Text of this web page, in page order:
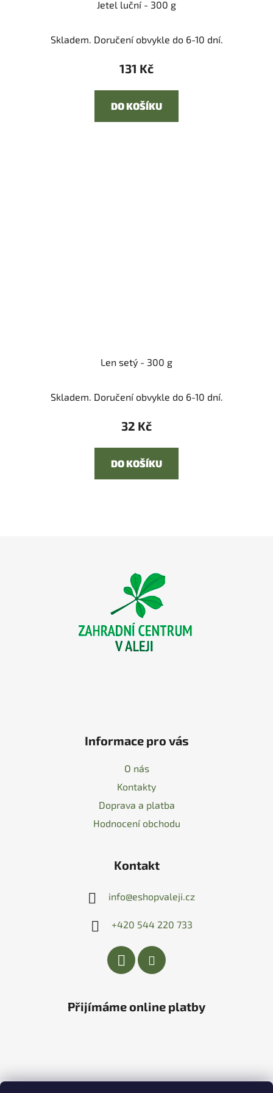
Jetel luční - 300 g
Skladem. Doručení obvykle do 6-10 dní.
131 Kč
DO KOŠÍKU
Len setý - 300 g
Skladem. Doručení obvykle do 6-10 dní.
32 Kč
DO KOŠÍKU
Informace pro vás
O nás
Kontakty
Doprava a platba
Hodnocení obchodu
Kontakt
info@eshopvaleji.cz
+420 544 220 733
Přijímáme online platby